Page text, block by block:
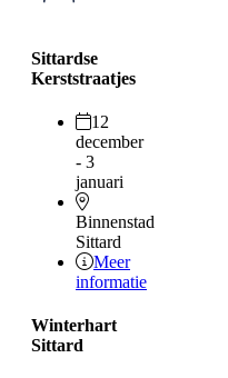
Sittardse
Kerststraatjes
12
december
- 3
januari
Binnenstad
Sittard
Meer
informatie
Winterhart
Sittard